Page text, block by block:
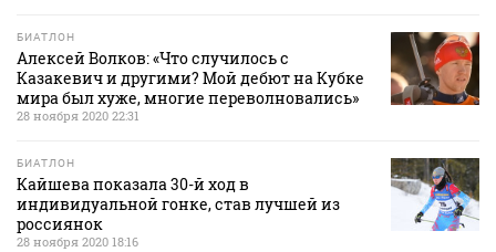
БИАТЛОН
Алексей Волков: «Что случилось с
Казакевич и другими? Мой дебют на Кубке
мира был хуже, многие переволновались»
28 ноября 2020 22:31
БИАТЛОН
Кайшева показала 30-й ход в
индивидуальной гонке, став лучшей из
россиянок
28 ноября 2020 18:16